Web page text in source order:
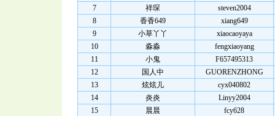
7
祥琛
steven2004
8
香香649
xiang649
9
小草丫丫
xiaocaoyaya
10
淼淼
fengxiaoyang
11
小鬼
F657495313
12
国人中
GUORENZHONG
13
炫炫儿
cyx040802
14
炎炎
Linyy2004
15
晨晨
fcy628